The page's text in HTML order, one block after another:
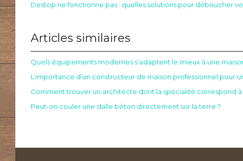
Destop ne fonctionne pas : quelles solutions pour déboucher
Articles similaires
Quels équipements modernes s’adaptent le mieux à une
L’importance d’un constructeur de maison professionnel pour
Comment trouver un architecte dont la spécialité correspond
Peut-on couler une dalle béton directement sur la terre ?